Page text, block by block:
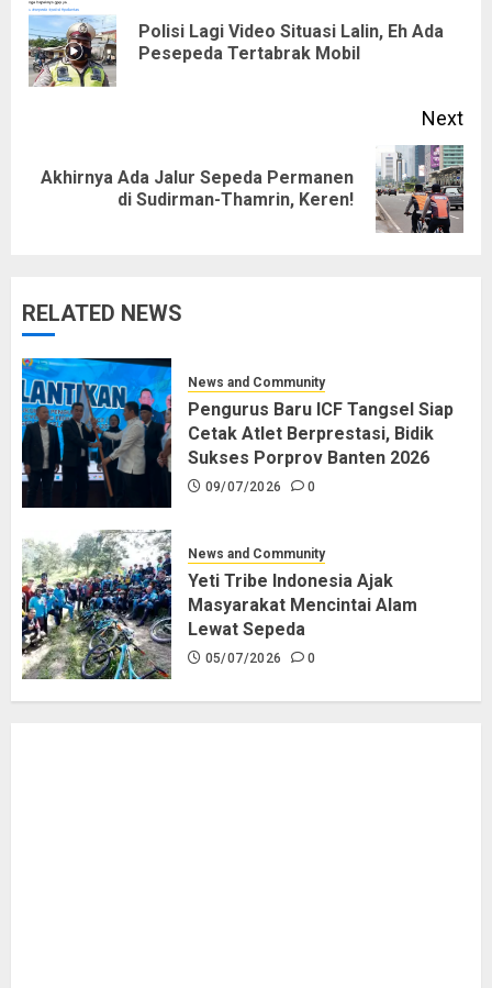
navigationPolisi Lagi Video Situasi Lalin, Eh Ada
Pesepeda Tertabrak Mobil
Next
Next
Akhirnya Ada Jalur Sepeda Permanen
di Sudirman-Thamrin, Keren!
RELATED NEWS
News and Community
Pengurus Baru ICF Tangsel Siap
Cetak Atlet Berprestasi, Bidik
Sukses Porprov Banten 2026
09/07/2026 0
News and Community
Yeti Tribe Indonesia Ajak
Masyarakat Mencintai Alam
Lewat Sepeda
05/07/2026 0